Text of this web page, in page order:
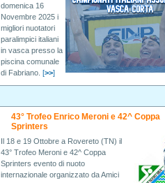
domenica 16
Novembre 2025 i
migliori nuotatori
paralimpici italiani
in vasca presso la
piscina comunale
di Fabriano. [>>]
43° Trofeo Enrico Meroni e 42^ Coppa
Sprinters
Il 18 e 19 Ottobre a Rovereto (TN) il
43° Trofeo Meroni e 42^ Coppa
Sprinters evento di nuoto
internazionale organizzato da Amici